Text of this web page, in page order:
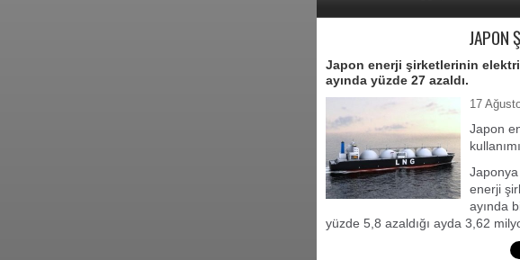
JAPON
Japon enerji şirketlerinin
ayında yüzde 27 azaldı.
17
Japon
enerji
ayında
yüzde 5,8 azaldığı ayda 3,62